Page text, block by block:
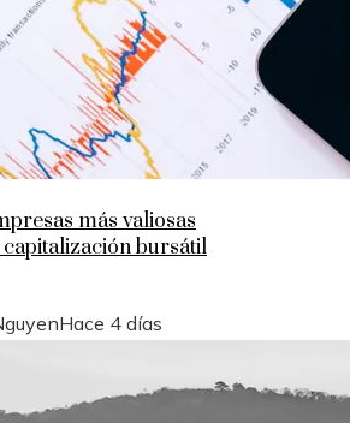
más valiosas
capitalización bursátil
Hace 4 días